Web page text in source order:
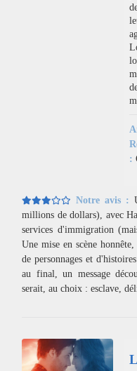
:
Notre avis :
millions de dollars), avec
services d'immigration
Une mise en scène
de personnages et
au final, un message
serait, au choix : esclave,